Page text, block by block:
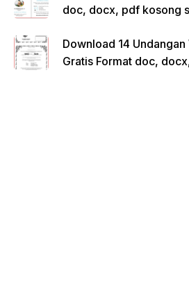
doc, docx, pdf kosong
Download 14
Gratis Format doc,